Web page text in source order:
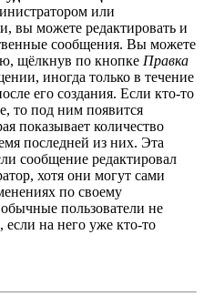
или
вы можете редактировать и
сообщения. Вы можете
щёлкнув по кнопке Правка
иногда только в течение
его создания. Если кто-то
то под ним появится
показывает количество
последней из них. Эта
сообщение редактировал
хотя они могут сами
по своему
пользователи не
если на него уже кто-то